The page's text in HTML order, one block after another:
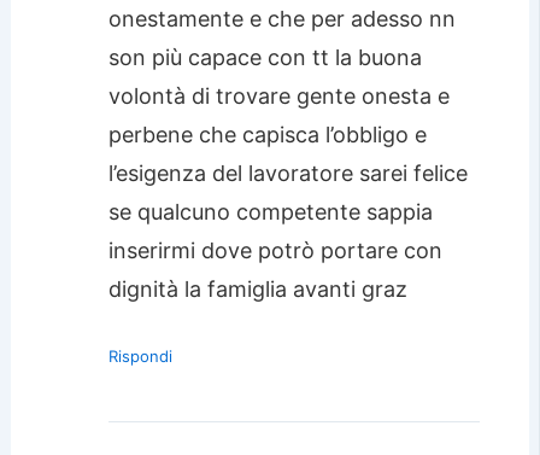
onestamente e che per adesso nn
son più capace con tt la buona
volontà di trovare gente onesta e
perbene che capisca l’obbligo e
l’esigenza del lavoratore sarei felice
se qualcuno competente sappia
inserirmi dove potrò portare con
dignità la famiglia avanti graz
Rispondi